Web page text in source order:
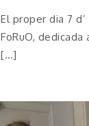
El proper dia 7
FoRuO,
[…]